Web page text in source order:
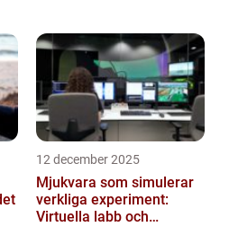
til...
12 december 2025
Mjukvara som simulerar
verkliga experiment:
Virtuella labb och